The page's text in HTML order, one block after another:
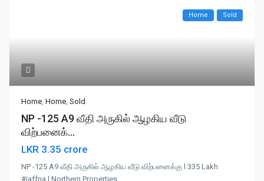
Home Sold
Home,Home,Sold
NP -125 A9 வீதி அருகில் ஆழகிய வீடு
விற்பனைக்...
LKR 3.35 crore
NP -125 A9 வீதி அருகில் ஆழகிய வீடு விற்பனைக்கு l 335 Lakh
#jaffna l Northern Properties